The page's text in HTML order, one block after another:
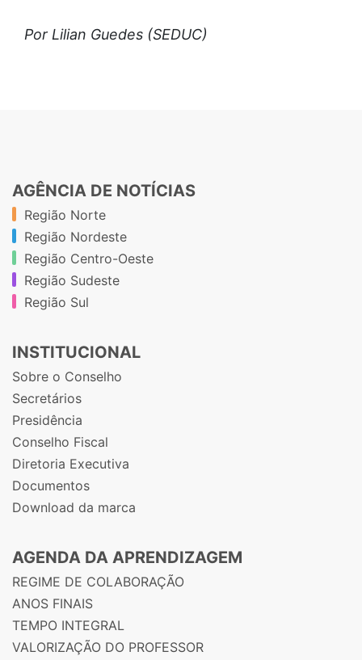
Por Lilian Guedes (SEDUC)
AGÊNCIA DE NOTÍCIAS
Região Norte
Região Nordeste
Região Centro-Oeste
Região Sudeste
Região Sul
INSTITUCIONAL
Sobre o Conselho
Secretários
Presidência
Conselho Fiscal
Diretoria Executiva
Documentos
Download da marca
AGENDA DA APRENDIZAGEM
REGIME DE COLABORAÇÃO
ANOS FINAIS
TEMPO INTEGRAL
VALORIZAÇÃO DO PROFESSOR